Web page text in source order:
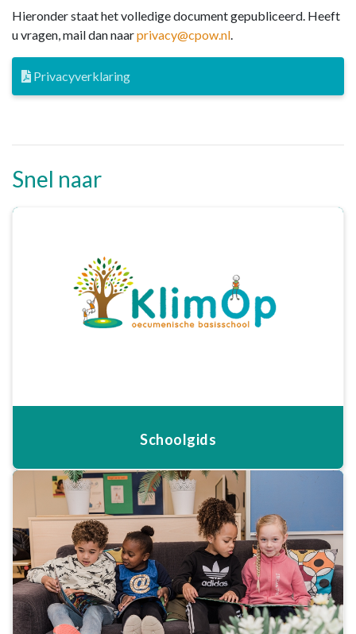
Hieronder staat het volledige document gepubliceerd. Heeft
u vragen, mail dan naarprivacy@cpow.nl.
Privacyverklaring
Snel naar
Schoolgids